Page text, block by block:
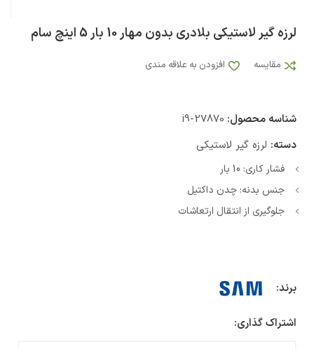
لرزه گیر لاستیکی بلادری بدون مهار 10 بار 5 اینچ سام
مقایسه افزودن به علاقه مندی
شناسه محصول: i9-27870
دسته: لرزه گیر لاستیکی
فشار کاری: 10 بار
جنس بدنه: چدن داکتیل
جلوگیری از انتقال ارتعاشات
برند:
اشتراک گذاری: